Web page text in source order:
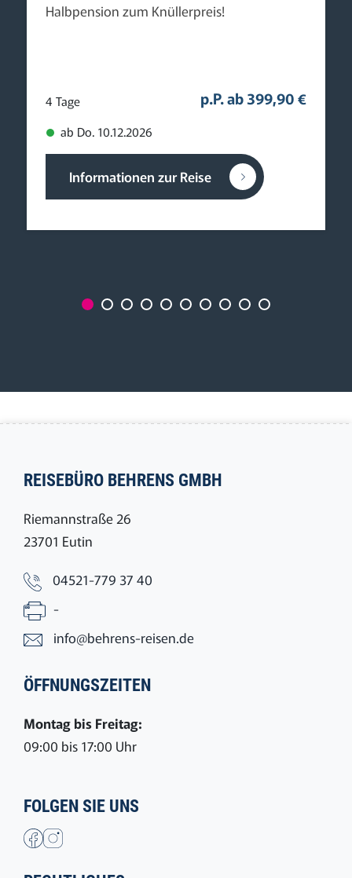
Halbpension zum Knüllerpreis!
4 Tage
ab Do. 10.12.2026
p.P. ab 399,90 €
Informationen zur Reise
REISEBÜRO BEHRENS GMBH
Riemannstraße 26
23701 Eutin
04521-779 37 40
-
info@behrens-reisen.de
ÖFFNUNGSZEITEN
Montag bis Freitag:
09:00 bis 17:00 Uhr
FOLGEN SIE UNS